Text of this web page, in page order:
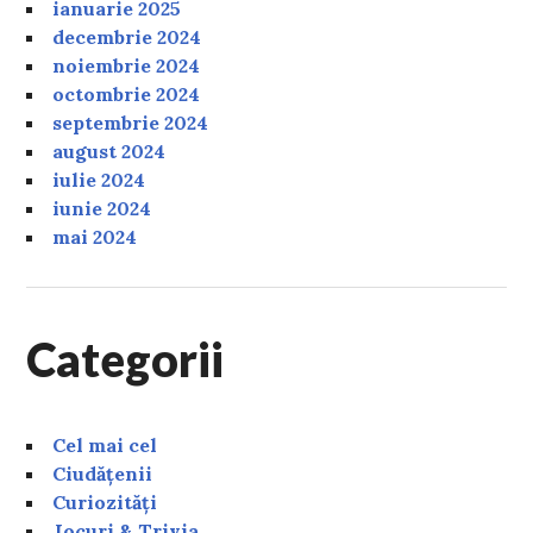
ianuarie 2025
decembrie 2024
noiembrie 2024
octombrie 2024
septembrie 2024
august 2024
iulie 2024
iunie 2024
mai 2024
Categorii
Cel mai cel
Ciudățenii
Curiozități